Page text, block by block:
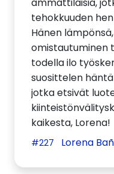
ammattilaisia,
tehokkuuden
Hänen
omistautuminen
todella ilo
suosittelen
jotka etsivät
kaikesta, Lorena!
#227 Lorena